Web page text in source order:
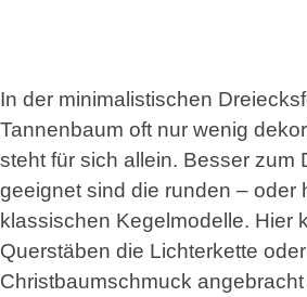
In der minimalistischen
Tannenbaum oft nur wenig
steht für sich allein. Besser zum
geeignet sind die runden – oder
klassischen Kegelmodelle. Hier
Querstäben die Lichterkette
Christbaumschmuck